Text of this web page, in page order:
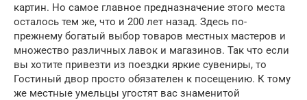
картин. Но самое главное предназначение этого места
осталось тем же, что и 200 лет назад. Здесь по-
прежнему богатый выбор товаров местных мастеров и
множество различных лавок и магазинов. Так что если
вы хотите привезти из поездки яркие сувениры, то
Гостиный двор просто обязателен к посещению. К тому
же местные умельцы угостят вас знаменитой